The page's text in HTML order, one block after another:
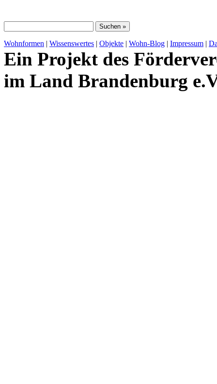
Wohnformen | Wissenswertes | Objekte | Wohn-Blog | Impressum |
Ein Projekt des
im Land Brandenburg